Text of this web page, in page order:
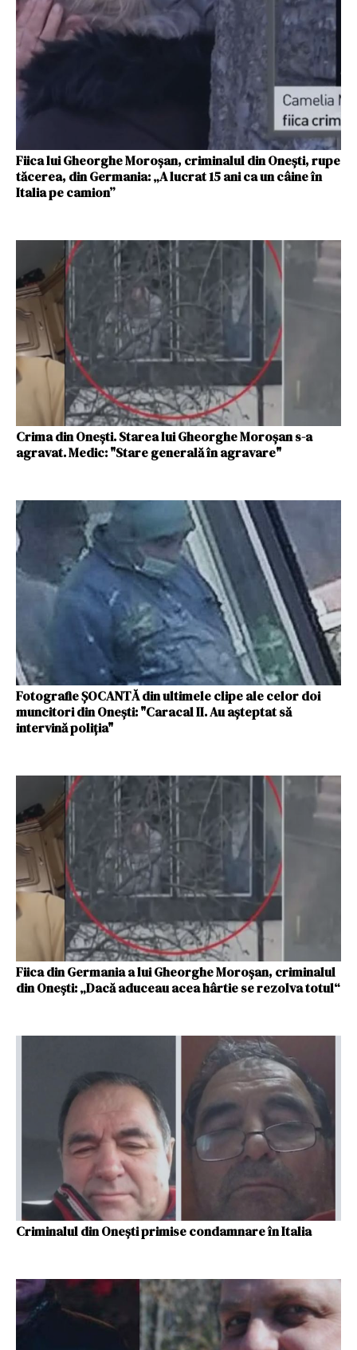
Fiica lui Gheorghe Moroșan, criminalul din Onești, rupe
tăcerea, din Germania: „A lucrat 15 ani ca un câine în
Italia pe camion”
Crima din Onești. Starea lui Gheorghe Moroşan s-a
agravat. Medic: "Stare generală în agravare"
Fotografie ŞOCANTĂ din ultimele clipe ale celor doi
muncitori din Oneşti: "Caracal II. Au aşteptat să
intervină poliţia"
Fiica din Germania a lui Gheorghe Moroșan, criminalul
din Onești: „Dacă aduceau acea hârtie se rezolva totul“
Criminalul din Onești primise condamnare în Italia